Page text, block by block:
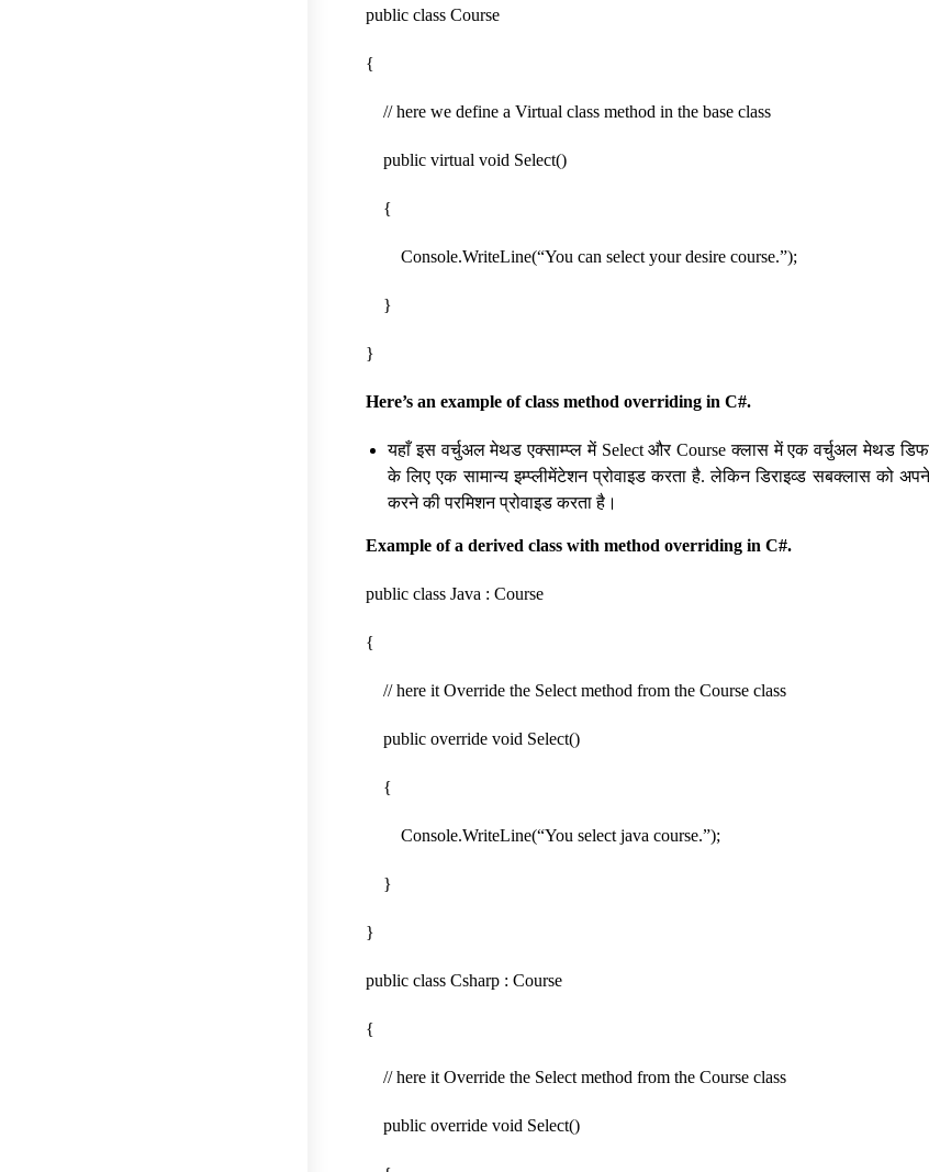
public class Course
{
// here we define a Virtual class method in the base class
public virtual void Select()
{
Console.WriteLine(“You can select your desire course.”);
}
}
Here’s an example of class method overriding in C#.
यहाँ इस वर्चुअल मेथड एक्साम्प्ल में Select और Course क्लास में एक वर्चुअल मेथड
के लिए एक सामान्य इम्प्लीमेंटेशन प्रोवाइड करता है. लेकिन डिराइव्ड सबक्लास को
करने की परमिशन प्रोवाइड करता है।
Example of a derived class with method overriding in C#.
public class Java : Course
{
// here it Override the Select method from the Course class
public override void Select()
{
Console.WriteLine(“You select java course.”);
}
}
public class Csharp : Course
{
// here it Override the Select method from the Course class
public override void Select()